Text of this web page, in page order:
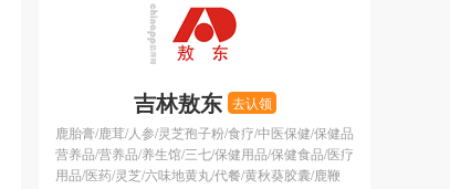
吉林敖东 去认领
鹿胎膏/鹿茸/人参/灵芝孢子粉/食疗/中医保健/保健品
营养品/营养品/养生馆/三七/保健用品/保健食品/医疗
用品/医药/灵芝/六味地黄丸/代餐/黄秋葵胶囊/鹿鞭